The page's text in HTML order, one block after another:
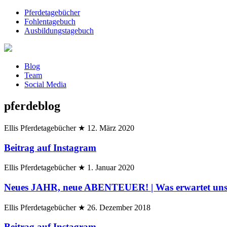
Pferdetagebücher
Fohlentagebuch
Ausbildungstagebuch
Blog
Team
Social Media
pferdeblog
Ellis Pferdetagebücher ★ 12. März 2020
Beitrag auf Instagram
Ellis Pferdetagebücher ★ 1. Januar 2020
Neues JAHR, neue ABENTEUER! | Was erwartet
Ellis Pferdetagebücher ★ 26. Dezember 2018